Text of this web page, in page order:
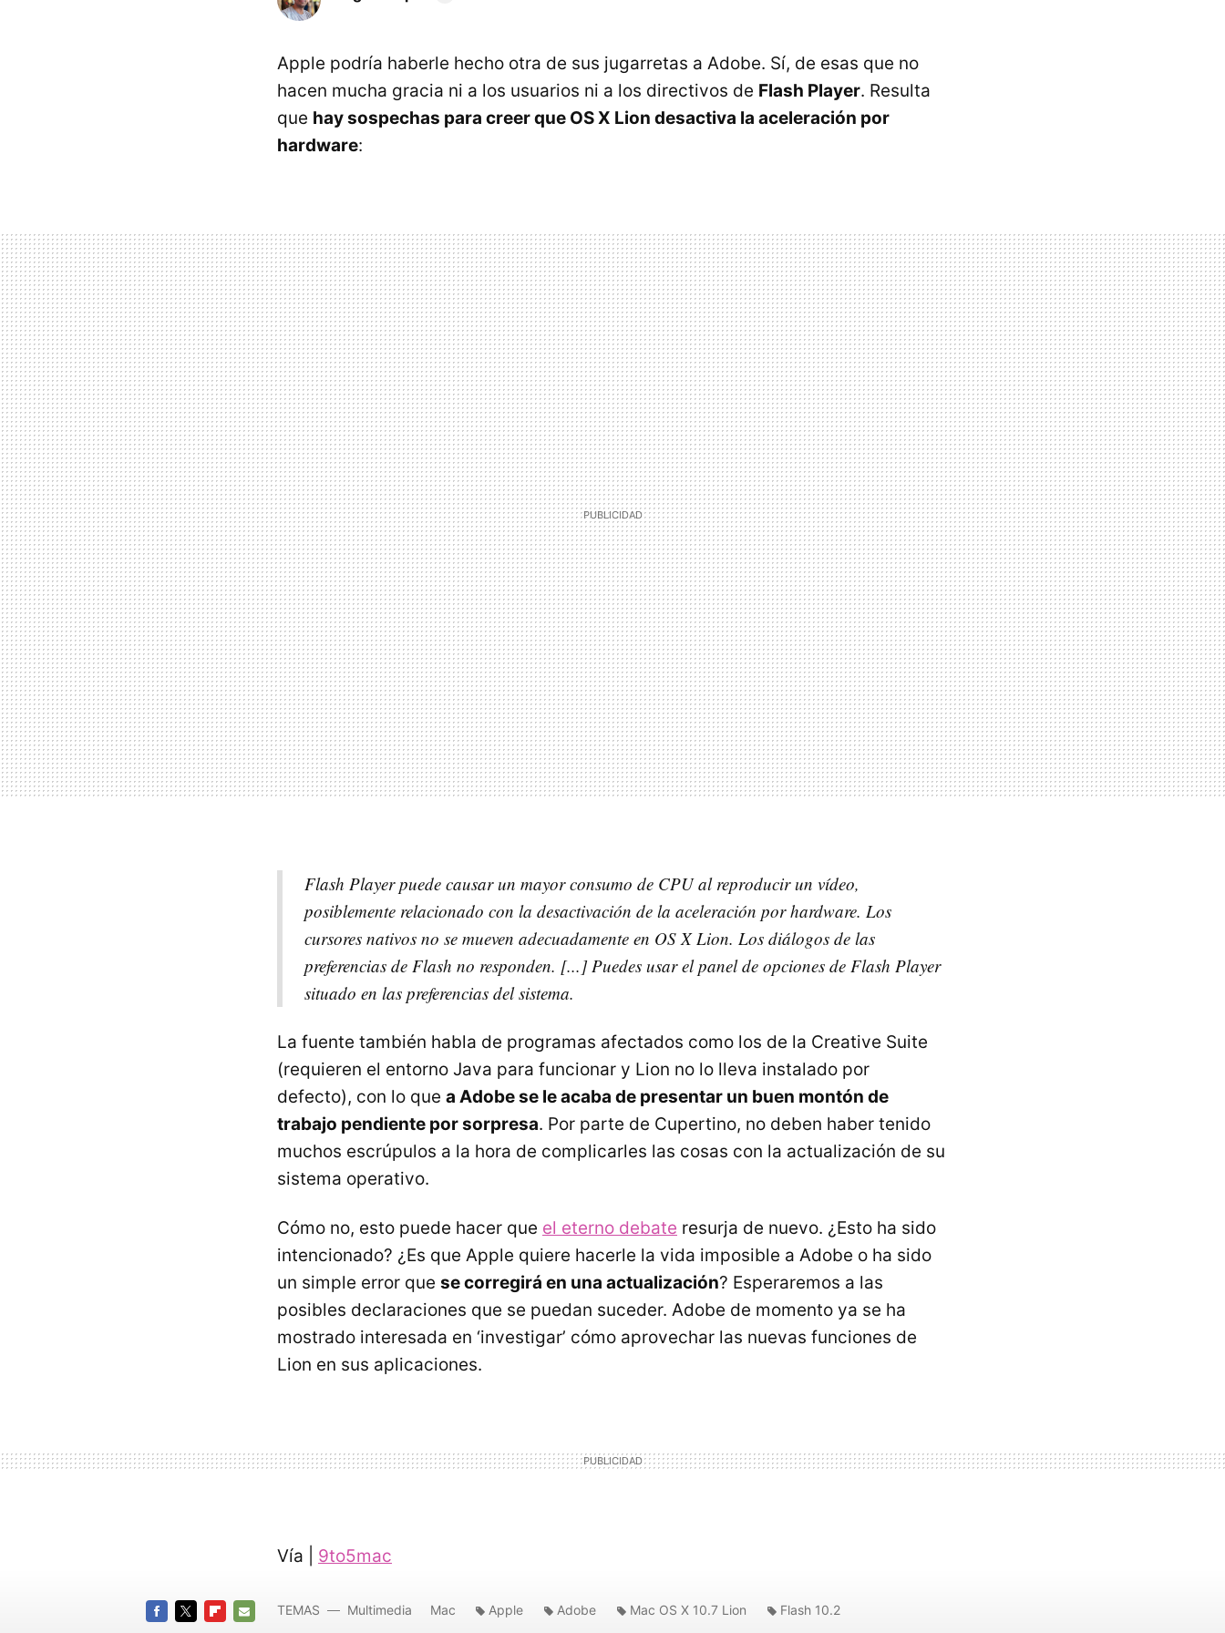
Apple podría haberle hecho otra de sus jugarretas a Adobe. Sí, de esas que no
hacen mucha gracia ni a los usuarios ni a los directivos de Flash Player. Resulta
que hay sospechas para creer que OS X Lion desactiva la aceleración por
hardware:
Flash Player puede causar un mayor consumo de CPUal reproducir un vídeo,
posiblemente relacionado con la desactivación de la aceleración por hardware. Los
cursores nativos no se mueven adecuadamente en OS X Lion. Los diálogos de las
preferencias de Flash no responden. [...] Puedes usar el panel de opciones de Flash Player
situado en las preferencias del sistema.
La fuente también habla de programas afectados como los de la Creative Suite
(requieren el entorno Java para funcionar y Lion no lo lleva instalado por
defecto), con lo que a Adobe se le acaba de presentar un buen montón de
trabajo pendiente por sorpresa. Por parte de Cupertino, no deben haber tenido
muchos escrúpulos a la hora de complicarles las cosas con la actualización de su
sistema operativo.
Cómo no, esto puede hacer que el eterno debate resurja de nuevo. ¿Esto ha sido
intencionado? ¿Es que Apple quiere hacerle la vida imposible a Adobe o ha sido
un simple error que se corregirá en una actualización? Esperaremos a las
posibles declaraciones que se puedan suceder. Adobe de momento ya se ha
mostrado interesada en ‘investigar’ cómo aprovechar las nuevas funciones de
Lion en sus aplicaciones.
Vía | 9to5mac
TEMAS Multimedia Mac Apple Adobe Mac OS X 10.7 Lion Flash 10.2